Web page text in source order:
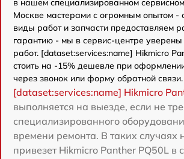
в нашем специализированном
Москве мастерами с огромным опытом -
виды работ и запчасти предоставляем
гарантию - мы в сервис-центре
работ. [dataset:services:name] Hikmicro
стоить на -15% дешевле при
через звонок или форму обратной связи.
[dataset:services:name] Hikmicro
выполняется на выезде, если не
специализированного
времени ремонта. В таких случаях
привезет Hikmicro Panther PQ50L в